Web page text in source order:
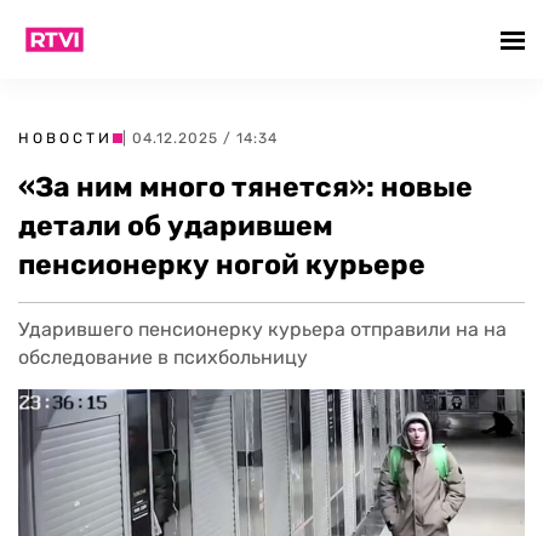
НОВОСТИ | 04.12.2025 / 14:34
«За ним много тянется»: новые
детали об ударившем
пенсионерку ногой курьере
Ударившего пенсионерку курьера отправили на на
обследование в психбольницу